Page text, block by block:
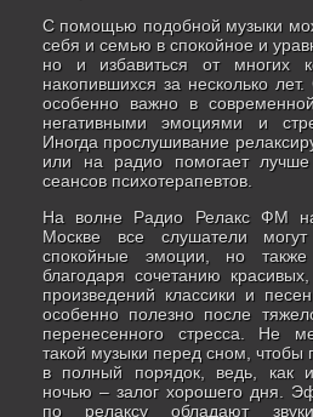
С помощью подобной музыки
себя и семью в спокойное и
но и избавиться от многих
накопившихся за несколько
особенно важно в
негативными эмоциями и
Иногда прослушивание
или на радио помогает
сеансов психотерапевтов.
На волне Радио Релакс ФМ
Москве все слушатели
спокойные эмоции, но
благодаря сочетанию
произведений классики и
особенно полезно после
перенесенного стресса. Не
такой музыки перед сном, чтобы
в полный порядок, ведь, как
ночью – залог хорошего дня.
по релаксу обладают